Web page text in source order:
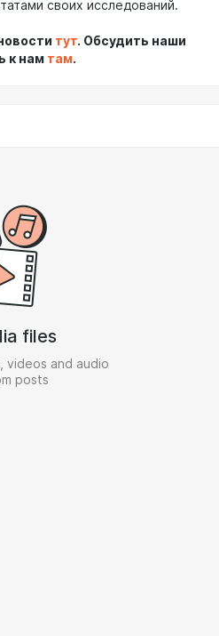
своих исследований.
тут. Обсудить наши
к нам там.
files
videos and audio
posts